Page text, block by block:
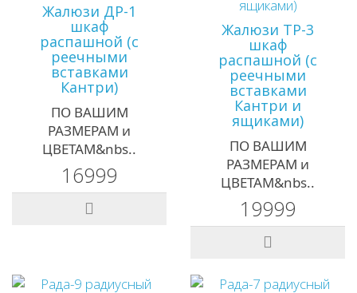
Жалюзи ДР-1
шкаф
распашной (с
реечными
вставками
Кантри)
ПО ВАШИМ
РАЗМЕРАМ и
ЦВЕТАМ&nbs..
16999
Жалюзи ТР-3
шкаф
распашной (с
реечными
вставками
Кантри и
ящиками)
ПО ВАШИМ
РАЗМЕРАМ и
ЦВЕТАМ&nbs..
19999